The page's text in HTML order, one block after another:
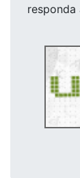
responda